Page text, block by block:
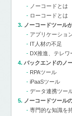
ノーコードとは
ローコードとは
ノーコードツール
アプリケーショ
IT人材の不足
DX推進、テレ
バックエンドのノ
RPAツール
iPaaSツール
データ連携ツー
ノーコードツール
専門的な知識を